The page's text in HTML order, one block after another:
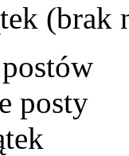
(brak
posty